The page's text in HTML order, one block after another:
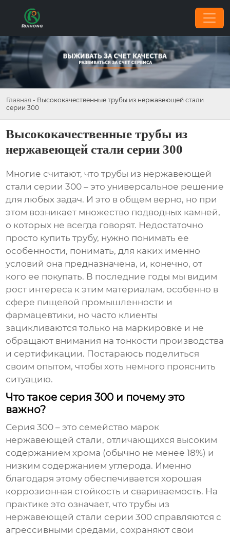
Главная - Высококачественные трубы из нержавеющей стали
серии 300
Высококачественные трубы из
нержавеющей стали серии 300
Многие считают, чтотрубы из нержавеющей
стали серии 300 – это универсальное решение
для любых задач. И это в общем верно, но при
этом возникает множество подводных камней,
о которых не всегда говорят. Недостаточно
просто купить трубу, нужно понимать ее
особенности, понимать, для каких именно
условий она предназначена, и, конечно, от
кого ее покупать. В последние годы мы видим
рост интереса к этим материалам, особенно в
сфере пищевой промышленности и
фармацевтики, но часто клиенты
зацикливаются только на маркировке и не
обращают внимания на тонкости производства
и сертификации. Постараюсь поделиться
своим опытом, чтобы хоть немного прояснить
ситуацию.
Что такое серия 300 и почему это
важно?
Серия 300 – это семейство марок
нержавеющей стали, отличающихся высоким
содержанием хрома (обычно не менее 18%) и
низким содержанием углерода. Именно
благодаря этому обеспечивается хорошая
коррозионная стойкость и свариваемость. На
практике это означает, чтотрубы из
нержавеющей стали серии 300 справляются с
агрессивными средами, сохраняют свои